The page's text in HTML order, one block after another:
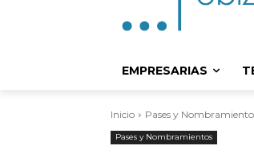
EMPRESARIAS
Inicio Pases y
Pases y Nombramientos